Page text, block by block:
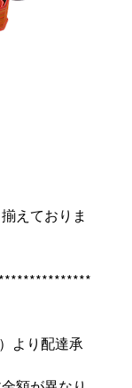
えておりま
より配達承